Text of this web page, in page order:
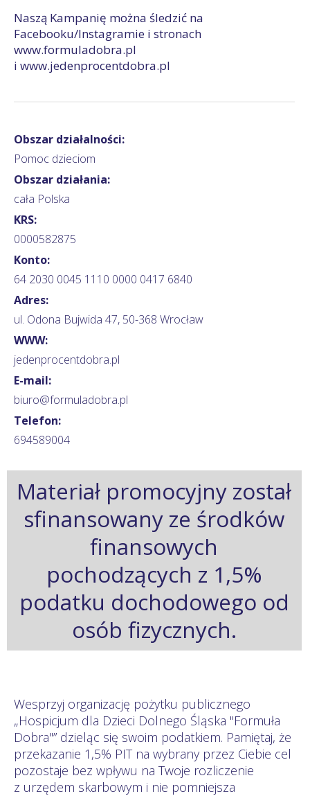
Naszą Kampanię można śledzić na
Facebooku/Instagramie i stronach
www.formuladobra.pl
i www.jedenprocentdobra.pl
Obszar działalności:
Pomoc dzieciom
Obszar działania:
cała Polska
KRS:
0000582875
Konto:
64 2030 0045 1110 0000 0417 6840
Adres:
ul. Odona Bujwida 47, 50-368 Wrocław
WWW:
jedenprocentdobra.pl
E-mail:
biuro@formuladobra.pl
Telefon:
694589004
Materiał promocyjny został
sfinansowany ze środków
finansowych
pochodzących z 1,5%
podatku dochodowego od
osób fizycznych.
Wesprzyj organizację pożytku publicznego
„Hospicjum dla Dzieci Dolnego Śląska "Formuła
Dobra"” dzieląc się swoim podatkiem. Pamiętaj, że
przekazanie 1,5% PIT na wybrany przez Ciebie cel
pozostaje bez wpływu na Twoje rozliczenie
z urzędem skarbowym i nie pomniejsza